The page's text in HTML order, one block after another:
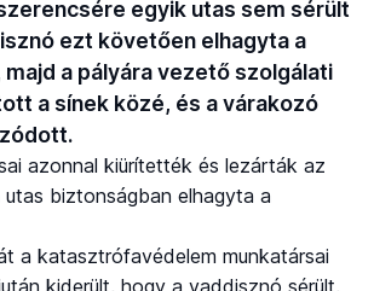
egyik utas sem sérült
ezt követően elhagyta a
a pályára vezető szolgálati
a sínek közé, és a várakozó
azonnal kiürítették és lezárták az
utas biztonságban elhagyta a
a katasztrófavédelem munkatársai
kiderült, hogy a vaddisznó sérült,